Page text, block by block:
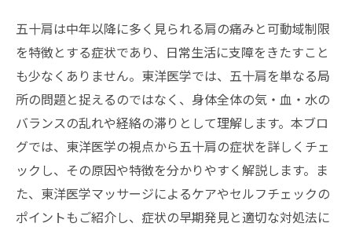
五十肩は中年以降に多く見られる肩の痛みと可動域制限
を特徴とする症状であり、日常生活に支障をきたすこと
も少なくありません。東洋医学では、五十肩を単なる局
所の問題と捉えるのではなく、身体全体の気・血・水の
バランスの乱れや経絡の滞りとして理解します。本ブロ
グでは、東洋医学の視点から五十肩の症状を詳しくチェ
ックし、その原因や特徴を分かりやすく解説します。ま
た、東洋医学マッサージによるケアやセルフチェックの
ポイントもご紹介し、症状の早期発見と適切な対処法に